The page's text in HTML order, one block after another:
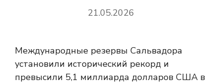
21.05.2026
Международные резервы Сальвадора
установили исторический рекорд и
превысили 5,1 миллиарда долларов США в